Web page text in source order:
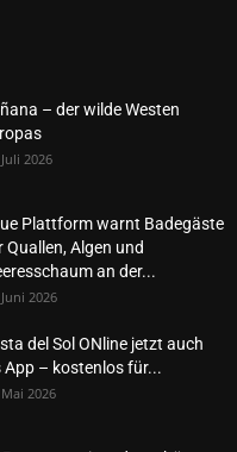
– der wilde Westen
2026
Plattform warnt Badegäste
Quallen, Algen und
an der...
2026
del Sol ONline jetzt auch
App – kostenlos für...
2026